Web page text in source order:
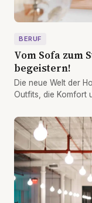
BERUF
Vom Sofa zum
begeistern!
Die neue Welt der
Outfits, die Komfort